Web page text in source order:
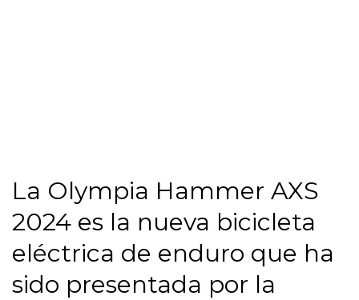
La Olympia Hammer AXS
2024 es la nueva bicicleta
eléctrica de enduro que ha
sido presentada por la